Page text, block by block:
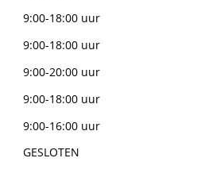
9:00-18:00 uur
9:00-18:00 uur
9:00-20:00 uur
9:00-18:00 uur
9:00-16:00 uur
GESLOTEN